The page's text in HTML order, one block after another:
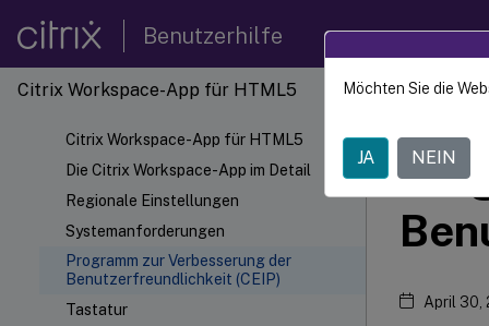
Benutzerhilfe
Citrix Workspace-App für HTML5
Citrix Workspace-App für HTML5
Die Citrix Workspace-App im Detail
Regionale Einstellungen
Systemanforderungen
Programm zur Verbesserung der
Benutzerfreundlichkeit (CEIP)
Tastatur
Citrix
April 30,
Möchten Sie die
JA NEIN